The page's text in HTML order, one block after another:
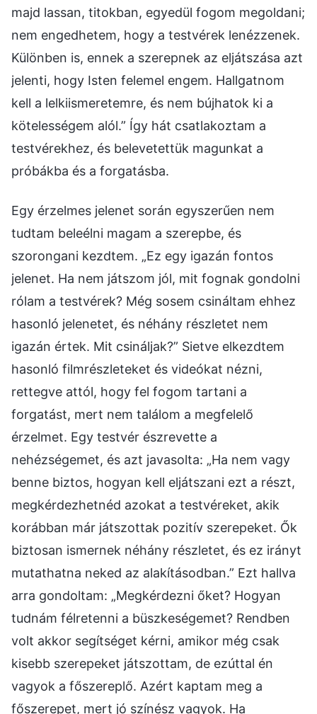
majd lassan, titokban, egyedül fogom megoldani;
nem engedhetem, hogy a testvérek lenézzenek.
Különben is, ennek a szerepnek az eljátszása azt
jelenti, hogy Isten felemel engem. Hallgatnom
kell a lelkiismeretemre, és nem bújhatok ki a
kötelességem alól.” Így hát csatlakoztam a
testvérekhez, és belevetettük magunkat a
próbákba és a forgatásba.
Egy érzelmes jelenet során egyszerűen nem
tudtam beleélni magam a szerepbe, és
szorongani kezdtem. „Ez egy igazán fontos
jelenet. Ha nem játszom jól, mit fognak gondolni
rólam a testvérek? Még sosem csináltam ehhez
hasonló jelenetet, és néhány részletet nem
igazán értek. Mit csináljak?” Sietve elkezdtem
hasonló filmrészleteket és videókat nézni,
rettegve attól, hogy fel fogom tartani a
forgatást, mert nem találom a megfelelő
érzelmet. Egy testvér észrevette a
nehézségemet, és azt javasolta: „Ha nem vagy
benne biztos, hogyan kell eljátszani ezt a részt,
megkérdezhetnéd azokat a testvéreket, akik
korábban már játszottak pozitív szerepeket. Ők
biztosan ismernek néhány részletet, és ez irányt
mutathatna neked az alakításodban.” Ezt hallva
arra gondoltam: „Megkérdezni őket? Hogyan
tudnám félretenni a büszkeségemet? Rendben
volt akkor segítséget kérni, amikor még csak
kisebb szerepeket játszottam, de ezúttal én
vagyok a főszereplő. Azért kaptam meg a
főszerepet, mert jó színész vagyok. Ha